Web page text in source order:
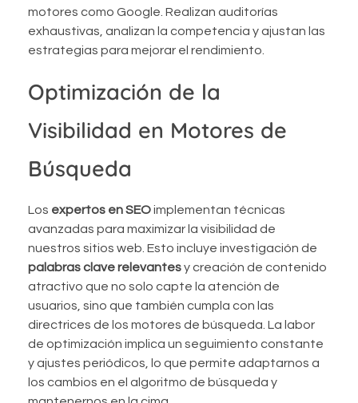
motores como Google. Realizan auditorías
exhaustivas, analizan la competencia y ajustan las
estrategias para mejorar el rendimiento.
Optimización de la
Visibilidad en Motores de
Búsqueda
Los expertos en SEOimplementan técnicas
avanzadas para maximizar la visibilidad de
nuestros sitios web. Esto incluye investigación de
palabras clave relevantesy creación de contenido
atractivo que no solo capte la atención de
usuarios, sino que también cumpla con las
directrices de los motores de búsqueda. La labor
de optimización implica un seguimiento constante
y ajustes periódicos, lo que permite adaptarnos a
los cambios en el algoritmo de búsqueda y